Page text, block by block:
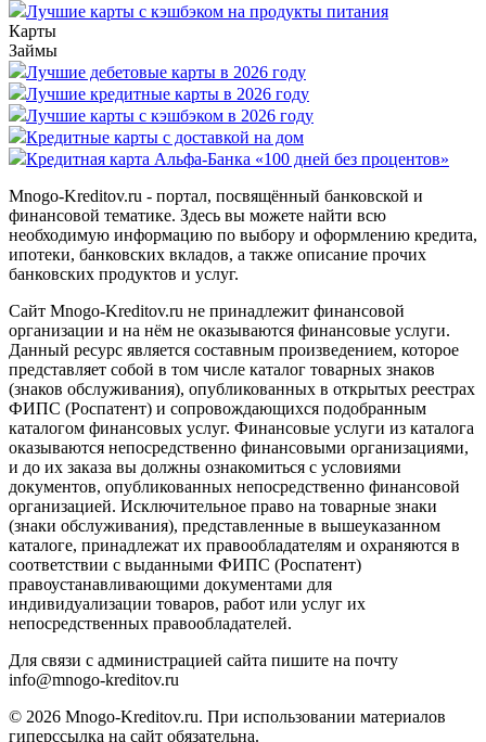
Лучшие карты с кэшбэком на продукты питания
Карты
Займы
Лучшие дебетовые карты в 2026 году
Лучшие кредитные карты в 2026 году
Лучшие карты с кэшбэком в 2026 году
Кредитные карты с доставкой на дом
Кредитная карта Альфа-Банка «100 дней без процентов»
Mnogo-Kreditov.ru - портал, посвящённый банковской и
финансовой тематике. Здесь вы можете найти всю
необходимую информацию по выбору и оформлению кредита,
ипотеки, банковских вкладов, а также описание прочих
банковских продуктов и услуг.
Сайт Mnogo-Kreditov.ru не принадлежит финансовой
организации и на нём не оказываются финансовые услуги.
Данный ресурс является составным произведением, которое
представляет собой в том числе каталог товарных знаков
(знаков обслуживания), опубликованных в открытых реестрах
ФИПС (Роспатент) и сопровождающихся подобранным
каталогом финансовых услуг. Финансовые услуги из каталога
оказываются непосредственно финансовыми организациями,
и до их заказа вы должны ознакомиться с условиями
документов, опубликованных непосредственно финансовой
организацией. Исключительное право на товарные знаки
(знаки обслуживания), представленные в вышеуказанном
каталоге, принадлежат их правообладателям и охраняются в
соответствии с выданными ФИПС (Роспатент)
правоустанавливающими документами для
индивидуализации товаров, работ или услуг их
непосредственных правообладателей.
Для связи с администрацией сайта пишите на почту
info@mnogo-kreditov.ru
© 2026 Mnogo-Kreditov.ru. При использовании материалов
гиперссылка на сайт обязательна.